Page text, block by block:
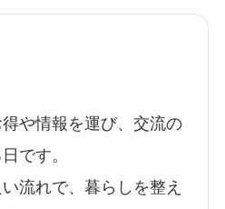
や情報を運び、交流の
です。
流れで、暮らしを整え